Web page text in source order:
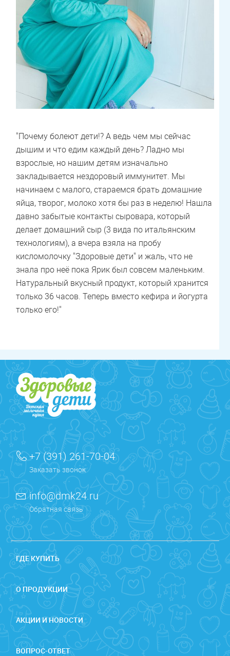
"Почему болеют дети!? А ведь чем мы сейчас
дышим и что едим каждый день? Ладно мы
взрослые, но нашим детям изначально
закладывается нездоровый иммунитет. Мы
начинаем с малого, стараемся брать домашние
яйца, творог, молоко хотя бы раз в неделю! Нашла
давно забытые контакты сыровара, который
делает домашний сыр (3 вида по итальянским
технологиям), а вчера взяла на пробу
кисломолочку "Здоровые дети" и жаль, что не
знала про неё пока Ярик был совсем маленьким.
Натуральный вкусный продукт, который хранится
только 36 часов. Теперь вместо кефира и йогурта
только его!"
+7 (391) 261-70-04
Заказать звонок
info@dmk24.ru
Обратная связь
ГДЕ КУПИТЬ
О ПРОДУКЦИИ
АКЦИИ И НОВОСТИ
ВОПРОС-ОТВЕТ